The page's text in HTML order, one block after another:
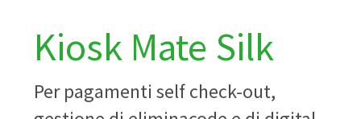
Kiosk Mate Silk
Per pagamenti self check-out,